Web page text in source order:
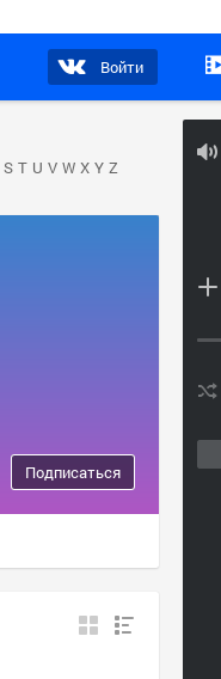
Войти
S T U V W X Y Z
Подписаться